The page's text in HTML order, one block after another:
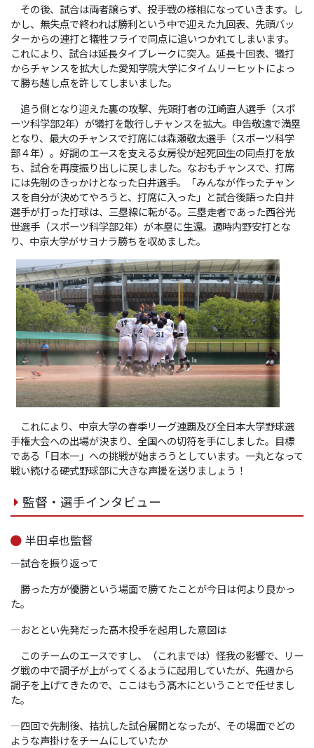
その後、試合は両者譲らず、投手戦の様相になっていきます。し
かし、無失点で終われば勝利という中で迎えた九回表、先頭バッ
ターからの連打と犠牲フライで同点に追いつかれてしまいます。
これにより、試合は延長タイブレークに突入。延長十回表、犠打
からチャンスを拡大した愛知学院大学にタイムリーヒットによっ
て勝ち越し点を許してしまいました。
追う側となり迎えた裏の攻撃、先頭打者の江崎直人選手（スポ
ーツ科学部2年）が犠打を敢行しチャンスを拡大。申告敬遠で満塁
となり、最大のチャンスで打席には森瀬敬太選手（スポーツ科学
部４年）。好調のエースを支える女房役が起死回生の同点打を放
ち、試合を再度振り出しに戻しました。なおもチャンスで、打席
には先制のきっかけとなった白井選手。「みんなが作ったチャン
スを自分が決めてやろうと、打席に入った」と試合後語った白井
選手が打った打球は、三塁線に転がる。三塁走者であった西谷光
世選手（スポーツ科学部2年）が本塁に生還。適時内野安打とな
り、中京大学がサヨナラ勝ちを収めました。
これにより、中京大学の春季リーグ連覇及び全日本大学野球選
手権大会への出場が決まり、全国への切符を手にしました。目標
である「日本一」への挑戦が始まろうとしています。一丸となって
戦い続ける硬式野球部に大きな声援を送りましょう！
監督・選手インタビュー
半田卓也監督
―試合を振り返って
勝った方が優勝という場面で勝てたことが今日は何より良かっ
た。
―おととい先発だった髙木投手を起用した意図は
このチームのエースですし、（これまでは）怪我の影響で、リー
グ戦の中で調子が上がってくるように起用していたが、先週から
調子を上げてきたので、ここはもう髙木にということで任せまし
た。
―四回で先制後、拮抗した試合展開となったが、その場面でどの
ような声掛けをチームにしていたか